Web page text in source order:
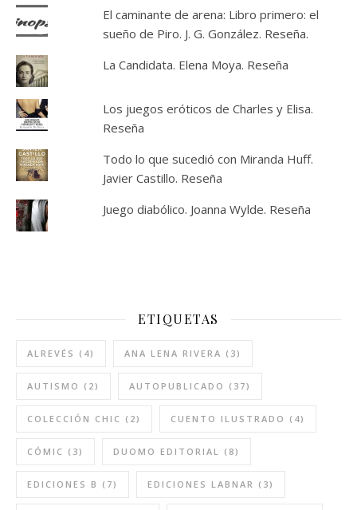
El caminante de arena: Libro primero: el
sueño de Piro. J. G. González. Reseña.
La Candidata. Elena Moya. Reseña
Los juegos eróticos de Charles y Elisa.
Reseña
Todo lo que sucedió con Miranda Huff.
Javier Castillo. Reseña
Juego diabólico. Joanna Wylde. Reseña
ETIQUETAS
ALREVÉS (4) ANA LENA RIVERA (3)
AUTISMO (2) AUTOPUBLICADO (37)
COLECCIÓN CHIC (2) CUENTO ILUSTRADO (4)
CÓMIC (3) DUOMO EDITORIAL (8)
EDICIONES B (7) EDICIONES LABNAR (3)